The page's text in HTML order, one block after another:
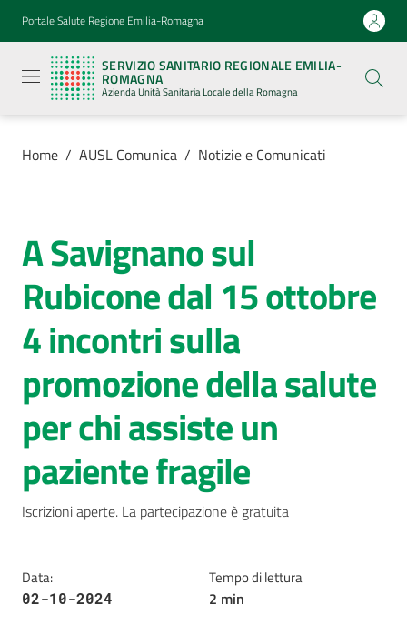
Vai al contenuto
Vai alla navigazione
Vai al footer
Portale Salute Regione Emilia-Romagna
SERVIZIO SANITARIO REGIONALE EMILIA-
ROMAGNA
Azienda Unità Sanitaria Locale della Romagna
Sanitario
Regionale
Emilia-
Romagna
Azienda
Sanitaria
Locale della
Azienda
Servizi
Luoghi
di
cura
AUSL
Comunica
Carta
Home / AUSL Comunica / Notizie e Comunicati
Salta al contenuto
A Savignano sul
Rubicone dal 15 ottobre
4 incontri sulla
promozione della salute
per chi assiste un
paziente fragile
Iscrizioni aperte. La partecipazione è gratuita
Data:
02-10-2024
Tempo di lettura
2 min